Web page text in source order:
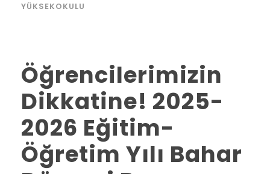
YÜKSEKOKULU
Öğrencilerimizin
Dikkatine! 2025-
2026 Eğitim-
Öğretim Yılı Bahar